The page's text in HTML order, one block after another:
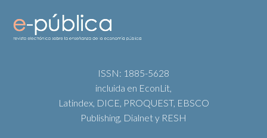
ISSN: 1885-5628
incluida en EconLit,
Latindex, DICE, PROQUEST, EBSCO
Publishing, Dialnet y RESH